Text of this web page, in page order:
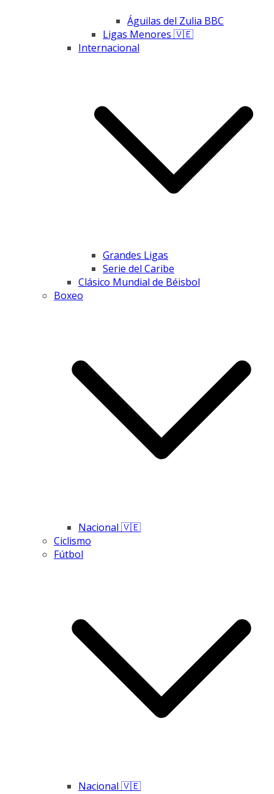
Águilas del Zulia BBC
Ligas Menores 🇻🇪
Internacional
Grandes Ligas
Serie del Caribe
Clásico Mundial de Béisbol
Boxeo
Nacional 🇻🇪
Ciclismo
Fútbol
Nacional 🇻🇪